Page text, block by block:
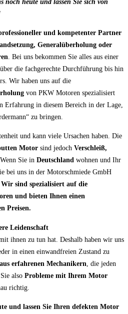
und kompetenter Partner
Generalüberholung oder
. Bei uns bekommen Sie alles aus einer
die fachgerechte Durchführung bis hin
Wir haben uns auf die
von PKW Motoren spezialisiert
Erfahrung in diesem Bereich in der Lage,
zu bringen.
und kann viele Ursachen haben. Die
Motor sind jedoch Verschleiß,
Sie in Deutschland wohnen und Ihr
bei uns in der Motorschmiede GmbH
Wir sind spezialisiert auf die
und bieten Ihnen einen
Preisen.
Leidenschaft
ihnen zu tun hat. Deshalb haben wir uns
in einen einwandfreien Zustand zu
erfahrenen Mechanikern , die jeden
also Probleme mit Ihrem Motor
richtig.
und lassen Sie Ihren defekten Motor